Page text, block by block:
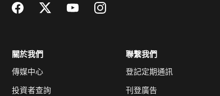
關於我們
傳媒中心
投資者查詢
聯繫我們
登記定期通訊
刊登廣告